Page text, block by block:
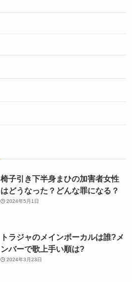
椅子引き下半身まひの加害者女性
はどうなった？どんな罪になる？
2024年5月1日
トラジャのメインボーカルは誰?メ
ンバーで歌上手い順は?
2024年3月23日